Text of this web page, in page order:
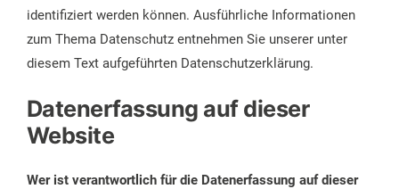
identifiziert werden können. Ausführliche Informationen
zum Thema Datenschutz entnehmen Sie unserer unter
diesem Text aufgeführten Datenschutzerklärung.
Datenerfassung auf dieser
Website
Wer ist verantwortlich für die Datenerfassung auf dieser